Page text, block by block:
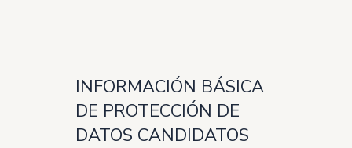
INFORMACIÓN BÁSICA
DE PROTECCIÓN DE
DATOS CANDIDATOS